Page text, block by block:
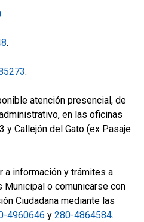
.
.
.
atención presencial, de
en las oficinas
y Callejón del Gato (ex Pasaje
a información y trámites a
o comunicarse con
Ciudadana mediante las
4960646 y 280-4864584.